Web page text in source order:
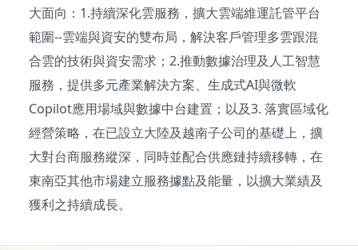
大面向：1.持續深化雲服務，擴大雲端維運託管平台
範圍--雲端與資安的雙布局，解決客戶管理多雲跟混
合雲的技術與資安需求；2.推動數據治理及人工智慧
服務，提供多元產業解決方案、生成式AI與微軟
Copilot應用場域與數據中台建置；以及3. 落實區域化
經營策略，在已設立大陸及越南子公司的基礎上，擴
大對台商服務縱深，同時並配合供應鏈持續移轉，在
東南亞其他市場建立服務據點及能量，以擴大業績及
獲利之持續成長。